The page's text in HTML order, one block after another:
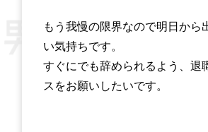
もう我慢の限界なので明日から
い気持ちです。
すぐにでも辞められるよう、退
スをお願いしたいです。